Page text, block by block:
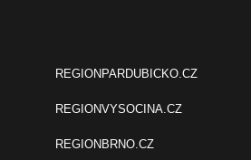
REGIONPARDUBICKO.CZ
REGIONVYSOCINA.CZ
REGIONBRNO.CZ